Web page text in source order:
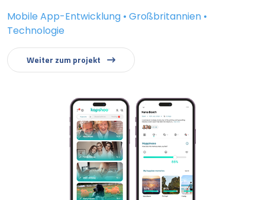
Mobile App-Entwicklung • Großbritannien •
Technologie
Weiter zum projekt